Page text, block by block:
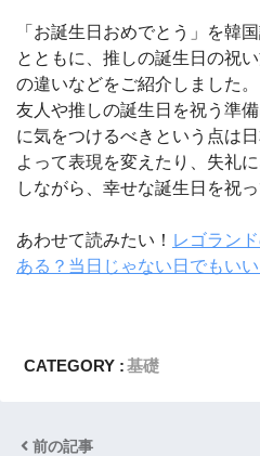
「お誕生日おめでとう」を韓
とともに、推しの誕生日の祝
の違いなどをご紹介しました
友人や推しの誕生日を祝う準
に気をつけるべきという点は
よって表現を変えたり、失礼
しながら、幸せな誕生日を祝っ
あわせて読みたい！ レゴラン
ある？当日じゃない日でもいい
CATEGORY :基礎
前の記事